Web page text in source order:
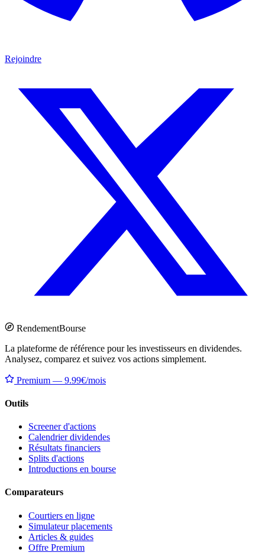
Rejoindre
RendementBourse
La plateforme de référence pour les investisseurs en dividendes.
Analysez, comparez et suivez vos actions simplement.
Premium — 9.99€/mois
Outils
Screener d'actions
Calendrier dividendes
Résultats financiers
Splits d'actions
Introductions en bourse
Comparateurs
Courtiers en ligne
Simulateur placements
Articles & guides
Offre Premium